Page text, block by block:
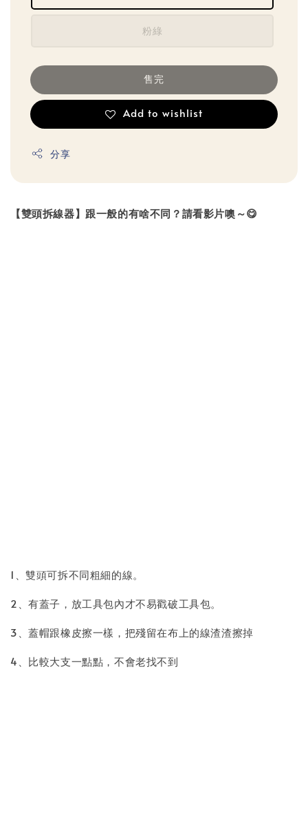
粉綠
售完
Add to wishlist
分享
【雙頭拆線器】跟一般的有啥不同？請看影片噢～😋
1、雙頭可拆不同粗細的線。
2、有蓋子，放工具包內才不易戳破工具包。
3、蓋帽跟橡皮擦一樣，把殘留在布上的線渣渣擦掉
4、比較大支一點點，不會老找不到